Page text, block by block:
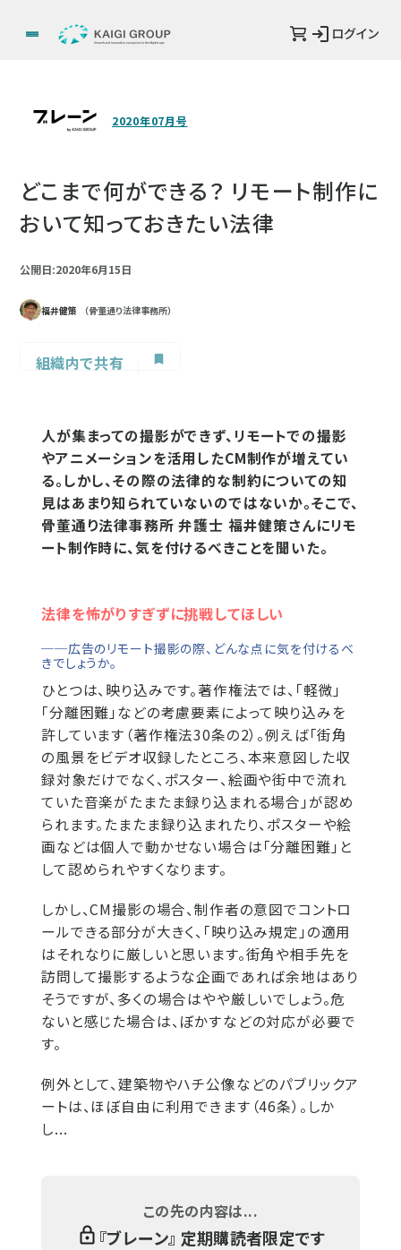
ログイン
2020年07月号
どこまで何ができる？ リモート制作に
おいて知っておきたい法律
公開日:2020年6月15日
福井健策 （骨董通り法律事務所）
組織内で共有
人が集まっての撮影ができず、リモートでの撮影
やアニメーションを活用したCM制作が増えてい
る。しかし、その際の法律的な制約についての知
見はあまり知られていないのではないか。そこで、
骨董通り法律事務所 弁護士 福井健策さんにリモ
ート制作時に、気を付けるべきことを聞いた。
法律を怖がりすぎずに挑戦してほしい
──広告のリモート撮影の際、どんな点に気を付けるべ
きでしょうか。
ひとつは、映り込みです。著作権法では、「軽微」
「分離困難」などの考慮要素によって映り込みを
許しています（著作権法30条の2）。例えば「街角
の風景をビデオ収録したところ、本来意図した収
録対象だけでなく、ポスター、絵画や街中で流れ
ていた音楽がたまたま録り込まれる場合」が認め
られます。たまたま録り込まれたり、ポスターや絵
画などは個人で動かせない場合は「分離困難」と
して認められやすくなります。
しかし、CM撮影の場合、制作者の意図でコントロ
ールできる部分が大きく、「映り込み規定」の適用
はそれなりに厳しいと思います。街角や相手先を
訪問して撮影するような企画であれば余地はあり
そうですが、多くの場合はやや厳しいでしょう。危
ないと感じた場合は、ぼかすなどの対応が必要で
す。
例外として、建築物やハチ公像などのパブリックア
ートは、ほぼ自由に利用できます（46条）。しか
し...
この先の内容は...
『ブレーン』 定期購読者限定です